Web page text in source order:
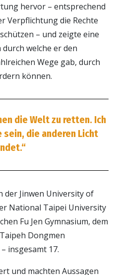
hervor – entsprechend
Verpflichtung die Rechte
– und zeigte eine
welche er den
Wege gab, durch
können.
die Welt zu retten. Ich
die anderen Licht
der Jinwen University of
National Taipei University
Fu Jen Gymnasium, dem
Dongmen
insgesamt 17.
und machten Aussagen